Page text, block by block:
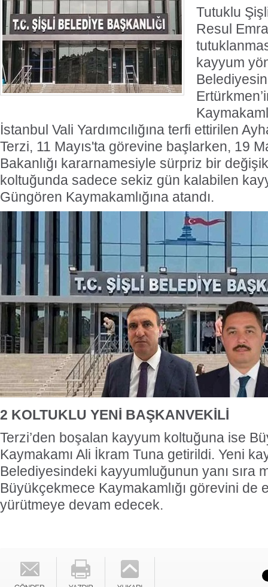
Tutuklu
Resul
kayyum
İstanbul Vali Yardımcılığına terfi ettirilen
Terzi, 11 Mayıs'ta görevine başlarken, 19
Bakanlığı kararnamesiyle sürpriz bir
koltuğunda sadece sekiz gün kalabilen
Güngören Kaymakamlığına atandı.
2 KOLTUKLU YENİ BAŞKANVEKİLİ
Terzi’den boşalan kayyum koltuğuna ise
Kaymakamı Ali İkram Tuna getirildi. Yeni
Belediyesindeki kayyumluğunun yanı sıra
Büyükçekmece Kaymakamlığı görevini de
yürütmeye devam edecek.